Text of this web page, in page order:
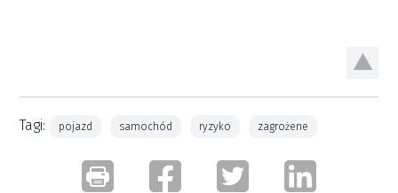
Tagi: pojazd samochód ryzyko zagrożene